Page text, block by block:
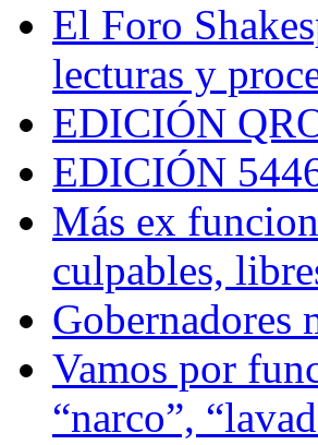
El Foro
lecturas y
EDICIÓN
EDICIÓN
Más ex
culpables,
Gobernadores
Vamos por
“narco”,